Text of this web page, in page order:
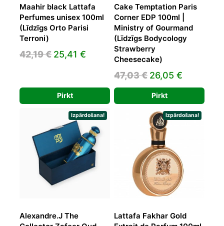
Maahir black Lattafa
Perfumes unisex 100ml
(Līdzīgs Orto Parisi
Terroni)
42,19€ Original
42,19 €.
25,41 € Current
Pirkt
Cake Temptation Paris
Corner EDP 100ml |
Ministry of Gourmand
(Līdzīgs Bodycology
Strawberry
Cheesecake)
47,03€ Original
price
was:
47,03 €.
26,05 €
price
is:
26,05 €.
Pirkt
Izpārdošana!
Alexandre.J The
Izpārdošana!
Lattafa Fakhar Gold